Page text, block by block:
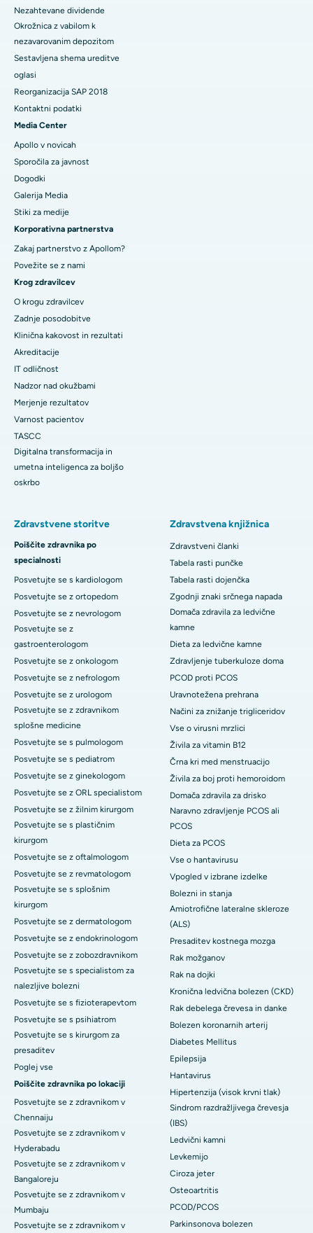
Nezahtevane dividende
Okrožnica z vabilom k
nezavarovanim depozitom
Sestavljena shema ureditve
oglasi
Reorganizacija SAP 2018
Kontaktni podatki
Media Center
Apollo v novicah
Sporočila za javnost
Dogodki
Galerija Media
​​​​​Stiki za medije
Korporativna partnerstva
Zakaj partnerstvo z Apollom?
Povežite se z nami
Krog zdravilcev
O krogu zdravilcev
Zadnje posodobitve
Klinična kakovost in rezultati
Akreditacije
IT odličnost
Nadzor nad okužbami
Merjenje rezultatov
Varnost pacientov
TASCC
Digitalna transformacija in
umetna inteligenca za boljšo
oskrbo
Zdravstvene storitve
Poiščite zdravnika po
specialnosti
Posvetujte se s kardiologom
Posvetujte se z ortopedom
Posvetujte se z nevrologom
Posvetujte se z
gastroenterologom
Posvetujte se z onkologom
Posvetujte se z nefrologom
Posvetujte se z urologom
Posvetujte se z zdravnikom
splošne medicine
Posvetujte se s pulmologom
Posvetujte se s pediatrom
Posvetujte se z ginekologom
Posvetujte se z ORL specialistom
Posvetujte se z žilnim kirurgom
Posvetujte se s plastičnim
kirurgom
Posvetujte se z oftalmologom
Posvetujte se z revmatologom
Posvetujte se s splošnim
kirurgom
Posvetujte se z dermatologom
Posvetujte se z endokrinologom
Posvetujte se z zobozdravnikom
Posvetujte se s specialistom za
nalezljive bolezni
Posvetujte se s fizioterapevtom
Posvetujte se s psihiatrom
Posvetujte se s kirurgom za
presaditev
Poglej vse
Poiščite zdravnika po lokaciji
Posvetujte se z zdravnikom v
Chennaiju
Posvetujte se z zdravnikom v
Hyderabadu
Posvetujte se z zdravnikom v
Bangaloreju
Posvetujte se z zdravnikom v
Mumbaju
Posvetujte se z zdravnikom v
Zdravstvena knjižnica
Zdravstveni članki
Tabela rasti punčke
Tabela rasti dojenčka
Zgodnji znaki srčnega napada
Domača zdravila za ledvične
kamne
Dieta za ledvične kamne
Zdravljenje tuberkuloze doma
PCOD proti PCOS
Uravnotežena prehrana
Načini za znižanje trigliceridov
Vse o virusni mrzlici
Živila za vitamin B12
Črna kri med menstruacijo
Živila za boj proti hemoroidom
Domača zdravila za drisko
Naravno zdravljenje PCOS ali
PCOS
Dieta za PCOS
Vse o hantavirusu
Vpogled v izbrane izdelke
Bolezni in stanja
Amiotrofične lateralne skleroze
(ALS)
Presaditev kostnega mozga
Rak možganov
Rak na dojki
Kronična ledvična bolezen (CKD)
Rak debelega črevesa in danke
Bolezen koronarnih arterij
Diabetes Mellitus
Epilepsija
Hantavirus
Hipertenzija (visok krvni tlak)
Sindrom razdražljivega črevesja
(IBS)
Ledvični kamni
Levkemijo
Ciroza jeter
Osteoartritis
PCOD/PCOS
Parkinsonova bolezen